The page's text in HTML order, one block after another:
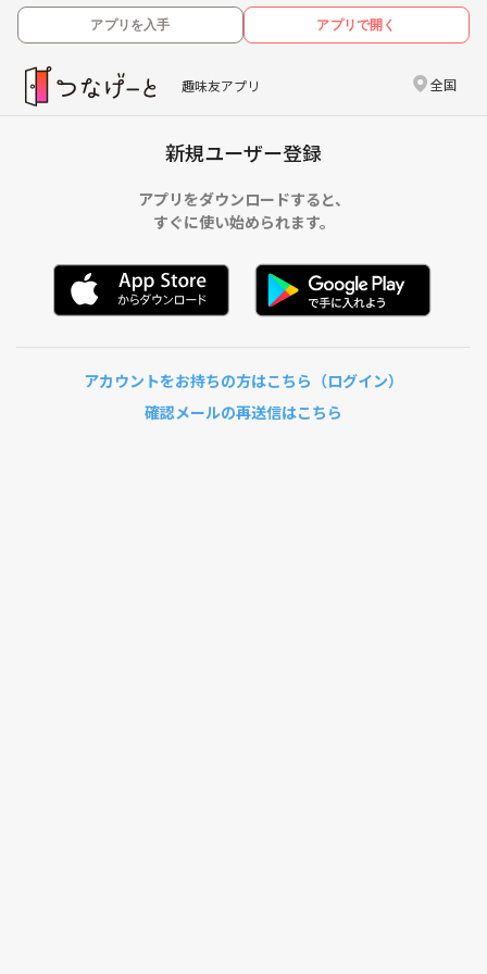
アプリを入手 アプリで開く
趣味友アプリ 全国
新規ユーザー登録
アプリをダウンロードすると、
すぐに使い始められます。
アカウントをお持ちの方はこちら（ログイン）
確認メールの再送信はこちら